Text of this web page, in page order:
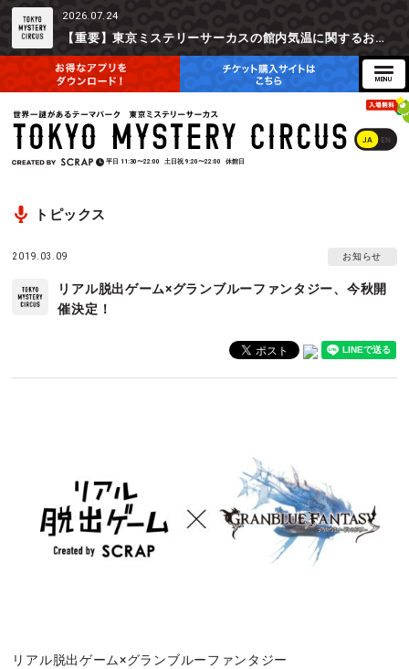
2026.07.24
【重要】東京ミステリーサーカスの館内気温に関するお詫びとご参加辞退時の返金対応について
JA EN
平日 11:30〜22:00 土日祝 9:20〜22:00 休館日
トピックス
2019.03.09 お知らせ
リアル脱出ゲーム×グランブルーファンタジー、今秋開
催決定！
リアル脱出ゲーム×グランブルーファンタジー